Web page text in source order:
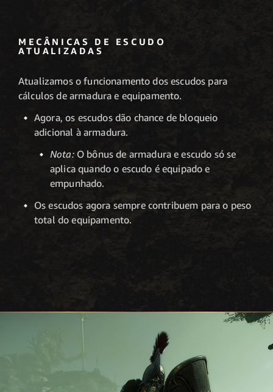
MECÂNICAS DE ESCUDO
ATUALIZADAS
Atualizamos o funcionamento dos escudos para
cálculos de armadura e equipamento.
Agora, os escudos dão chance de bloqueio
adicional à armadura.
Nota: O bônus de armadura e escudo só se
aplica quando o escudo é equipado e
empunhado.
Os escudos agora sempre contribuem para o peso
total do equipamento.